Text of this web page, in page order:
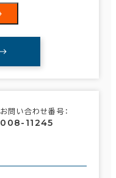
お問い合わせ番号：
008-11245